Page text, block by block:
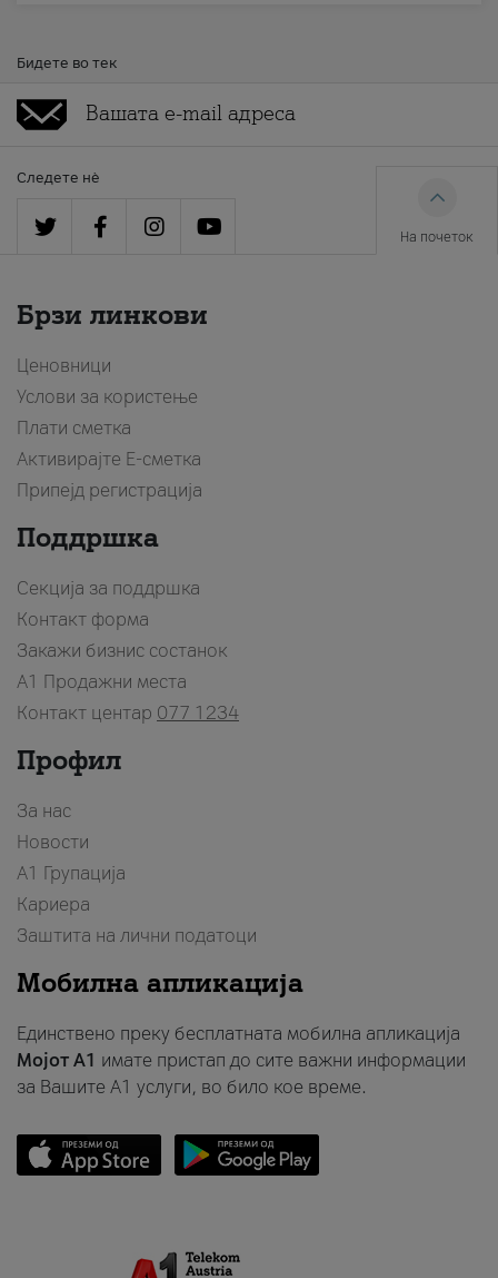
Бидете во тек
Следете нè
На почеток
Брзи линкови
Ценовници
Услови за користење
Плати сметка
Активирајте Е-сметка
Припејд регистрација
Поддршка
Секција за поддршка
Контакт форма
Закажи бизнис состанок
A1 Продажни места
Контакт центар 077 1234
Профил
За нас
Новости
А1 Групација
Кариера
Заштита на лични податоци
Мобилна апликација
Единствено преку бесплатната мобилна апликација
Мојот A1 имате пристап до сите важни информации
за Вашите A1 услуги, во било кое време.